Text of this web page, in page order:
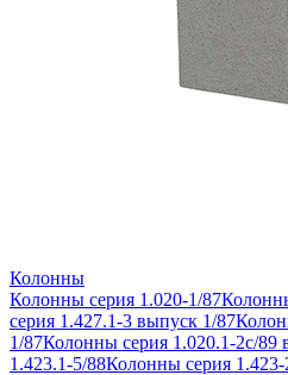
Колонны
Колонны серия 1.020-1/87
серия 1.427.1-3 выпуск 1/87
1/87Колонны серия 1.020.1-2с/89
1.423.1-5/88Колонны серия 1.423-